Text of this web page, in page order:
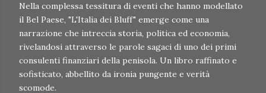
Nella complessa tessitura di eventi che hanno modellato
il Bel Paese, "L'Italia dei Bluff" emerge come una
narrazione che intreccia storia, politica ed economia,
rivelandosi attraverso le parole sagaci di uno dei primi
consulenti finanziari della penisola. Un libro raffinato e
sofisticato, abbellito da ironia pungente e verità
scomode.